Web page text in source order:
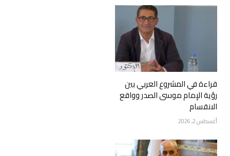
قراءة في المشروع العربي بين
رؤية الإمام موسى الصدر وواقع
الانقسام
أغسطس 2, 2026